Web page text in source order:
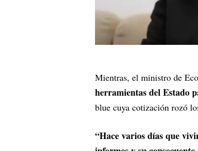
Mientras, el ministro de
herramientas del Estado
blue cuya cotización rozó
“Hace varios días que